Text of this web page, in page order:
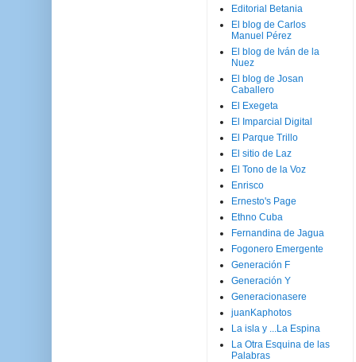
Editorial Betania
El blog de Carlos
Manuel Pérez
El blog de Iván de la
Nuez
El blog de Josan
Caballero
El Exegeta
El Imparcial Digital
El Parque Trillo
El sitio de Laz
El Tono de la Voz
Enrisco
Ernesto's Page
Ethno Cuba
Fernandina de Jagua
Fogonero Emergente
Generación F
Generación Y
Generacionasere
juanKaphotos
La isla y ...La Espina
La Otra Esquina de las
Palabras